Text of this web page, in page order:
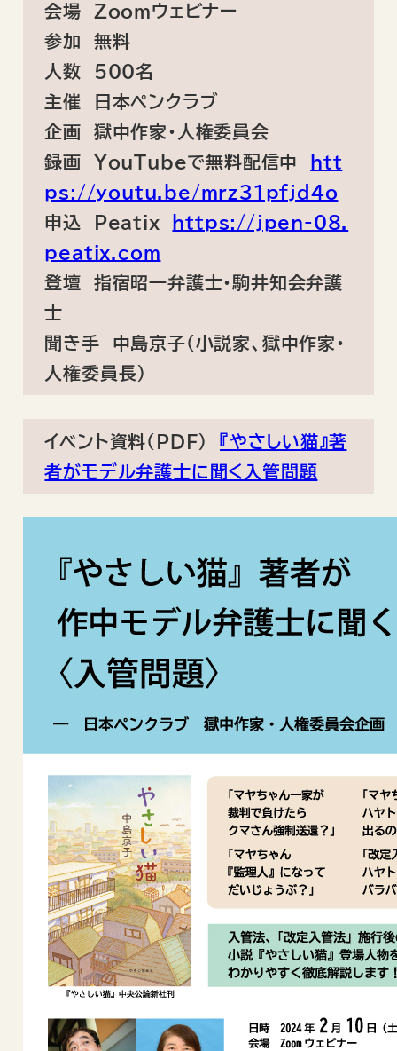
会場 Zoomウェビナー
参加 無料
人数 500名
主催 日本ペンクラブ
企画 獄中作家・人権委員会
録画 YouTubeで無料配信中
htt
ps://youtu.be/mrz31pfjd4o
申込 Peatix
https://jpen-08.
peatix.com
登壇 指宿昭一弁護士・駒井知会弁護
士
聞き手 中島京子（小説家、獄中作家・
人権委員長）
イベント資料（PDF） 『やさしい猫』著
者がモデル弁護士に聞く入管問題